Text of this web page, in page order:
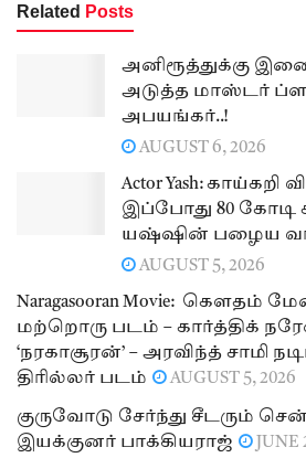
Related Posts
அனிரூத்துக்கு
அடுத்த மாஸ்டர்
அபயங்கர்..!
AUGUST 6, 2026
Actor Yash:
இப்போது 80 கோடி
யஷ்ஷின் பழைய
AUGUST 5, 2026
Naragasooran Movie: கௌதம்
மற்றொரு படம் – கார்த்திக்
‘நரகாசூரன்’ – அரவிந்த் சாமி
திரில்லர் படம்
AUGUST 5, 2026
குருவோடு சேர்ந்து சீடரும்
இயக்குனர் பாக்கியராஜ்
JUNE